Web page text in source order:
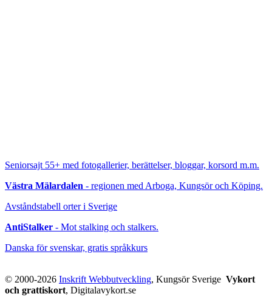
Seniorsajt 55+ med fotogallerier, berättelser, bloggar, korsord m.m.
Västra Mälardalen - regionen med Arboga, Kungsör och Köping.
Avståndstabell orter i Sverige
AntiStalker - Mot stalking och stalkers.
Danska för svenskar, gratis språkkurs
© 2000-2026 Inskrift Webbutveckling, Kungsör Sverige Vykort
och grattiskort, Digitalavykort.se